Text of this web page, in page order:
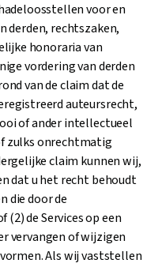
voor en
derden, rechtszaken,
honoraria van
vordering van derden
van de claim dat de
auteursrecht,
of ander intellectueel
zulks onrechtmatig
claim kunnen wij,
dat u het recht behoudt
die door de
de Services op een
vervangen of wijzigen
Als wij vaststellen